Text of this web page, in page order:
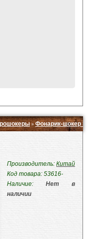
»Фонарик-шокер
Производитель: Китай
Код товара: 53616-
Наличие: Нет в
наличии